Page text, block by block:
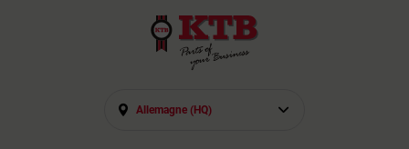
Allemagne (HQ)